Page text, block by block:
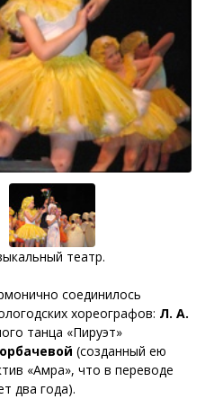
театр.
соединилось
хореографов: Л. А.
танца «Пируэт»
(созданный ею
«Амра», что в переводе
два года).